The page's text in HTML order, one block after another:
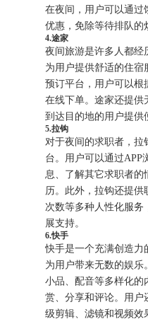
在夜间，用户可以通过
优惠，免除等待排队的
4.途家
夜间旅游是许多人都经
为用户提供舒适的住
预订平台，用户可以根
在线下单。途家还提供
到达目的地的用户提供
5.拉钩
对于夜间的求职者，拉
台。用户可以通过APP
息、了解其它求职者的
历。此外，拉钩还提
次数等多种人性化服
展支持。
6.快手
快手是一个充满创造力
为用户带来无数的娱乐
小品、配音等多样化的
赏、分享和评论。用户
级剪辑、滤镜和视频效